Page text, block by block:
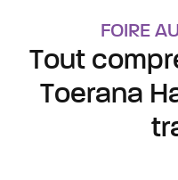
FOIRE
Tout
Toerana